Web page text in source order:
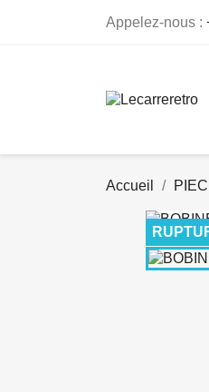
Appelez-nous :
Accueil